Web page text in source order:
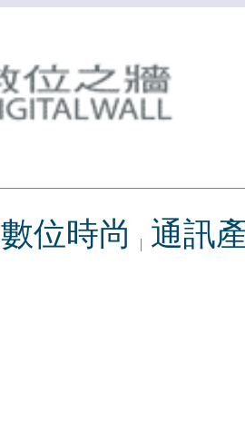
數位時尚 通訊